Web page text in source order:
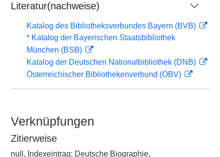
Literatur(nachweise)
Katalog des Bibliotheksverbundes Bayern (BVB)
* Katalog der Bayerischen Staatsbibliothek
München (BSB)
Katalog der Deutschen Nationalbibliothek (DNB)
Österreichischer Bibliothekenverbund (OBV)
Verknüpfungen
Zitierweise
null, Indexeintrag: Deutsche Biographie,